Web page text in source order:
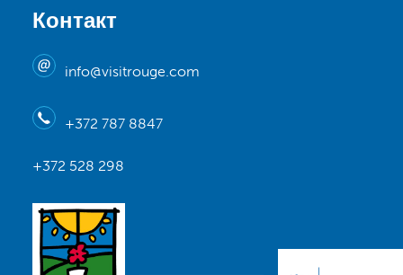
Контакт
info@visitrouge.com
+372 787 8847
+372 528 298